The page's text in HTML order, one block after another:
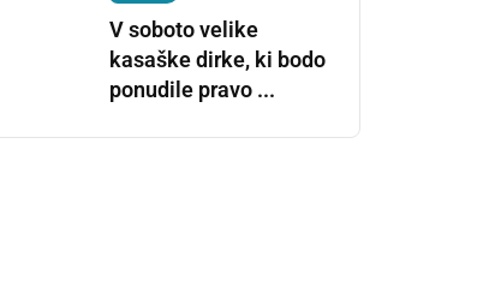
V soboto velike
kasaške dirke, ki bodo
ponudile pravo ...